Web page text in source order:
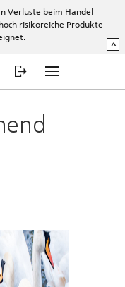
Verluste beim Handel
risikoreiche Produkte
^